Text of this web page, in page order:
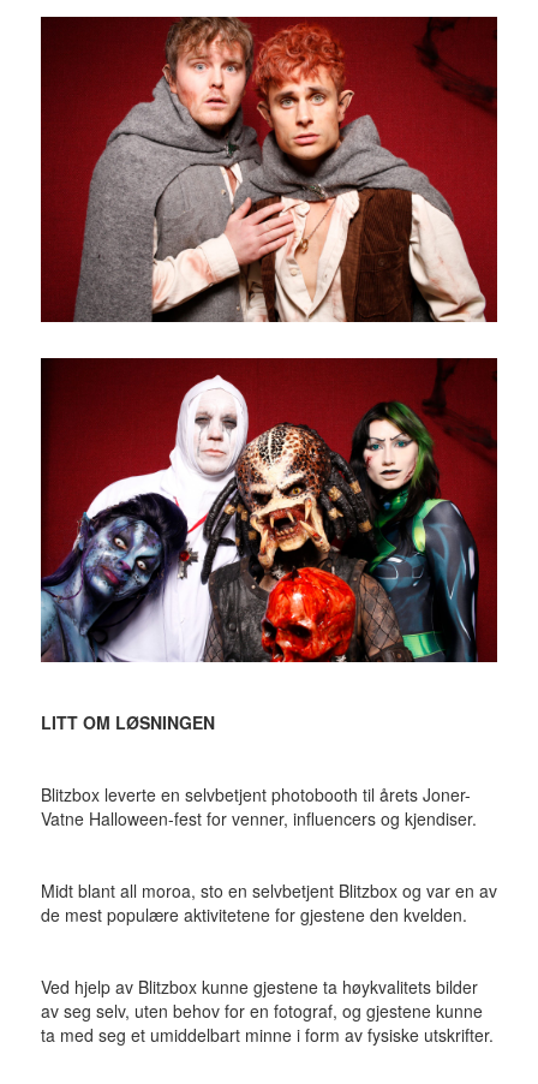
LITT OM LØSNINGEN
Blitzbox leverte en selvbetjent photobooth til årets Joner-
Vatne Halloween-fest for venner, influencers og kjendiser.
Midt blant all moroa, sto en selvbetjent Blitzbox og var en av
de mest populære aktivitetene for gjestene den kvelden.
Ved hjelp av Blitzbox kunne gjestene ta høykvalitets bilder
av seg selv, uten behov for en fotograf, og gjestene kunne
ta med seg et umiddelbart minne i form av fysiske utskrifter.